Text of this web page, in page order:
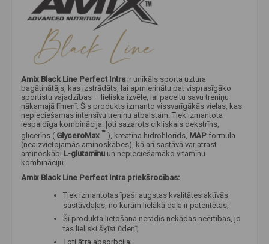
Amix Black Line Perfect Intrair unikāls sporta uztura
bagātinātājs, kas izstrādāts, lai apmierinātu pat visprasīgāko
sportistu vajadzības – lieliska izvēle, lai paceltu savu treniņu
nākamajā līmenī. Šis produkts izmanto vissvarīgākās vielas, kas
nepieciešamas intensīvu treniņu atbalstam. Tiek izmantota
iespaidīga kombinācija: ļoti sazarots cikliskais dekstrīns,
glicerīns ( GlyceroMax ™ ), kreatīna hidrohlorīds, MAP formula
(neaizvietojamās aminoskābes), kā arī sastāvā var atrast
aminoskābi L-glutamīnu un nepieciešamāko vitamīnu
kombināciju.
Amix Black Line Perfect Intra priekšrocības:
Tiek izmantotas īpaši augstas kvalitātes aktīvās
sastāvdaļas, no kurām lielākā daļa ir patentētas;
Šī produkta lietošana neradīs nekādas neērtības, jo
tas lieliski šķīst ūdenī;
Ļoti ātra absorbcija;